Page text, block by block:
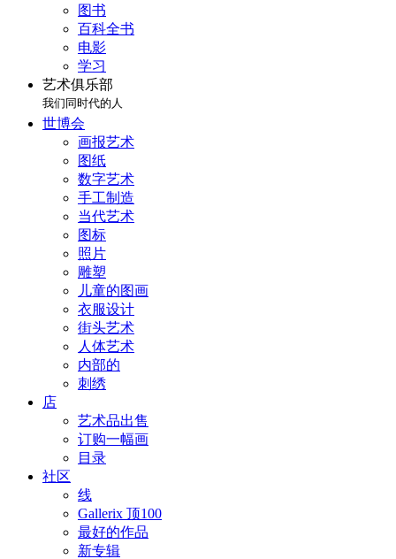
图书
百科全书
电影
学习
艺术俱乐部
我们同时代的人
世博会
画报艺术
图纸
数字艺术
手工制造
当代艺术
图标
照片
雕塑
儿童的图画
衣服设计
街头艺术
人体艺术
内部的
刺绣
店
艺术品出售
订购一幅画
目录
社区
线
Gallerix 顶100
最好的作品
新专辑